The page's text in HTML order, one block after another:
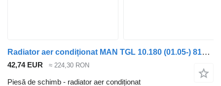
Radiator aer condiționat MAN TGL 10.180 (01.05-) 81619750238 pentru cap tractor MAN TGL, TGM, TGS, TGX (2005-2021)
42,74 EUR ≈ 224,30 RON
Piesă de schimb - radiator aer condiționat